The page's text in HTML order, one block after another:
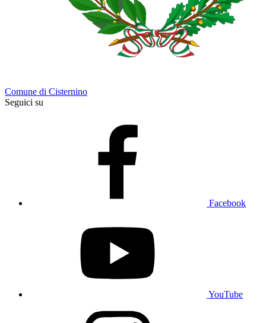
Comune di Cisternino
Seguici su
Facebook
YouTube